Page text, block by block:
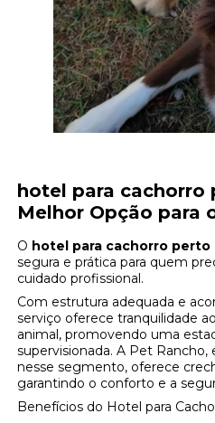
hotel para cachorro
Melhor Opção para
O hotel para cachorro perto
segura e prática para quem
cuidado profissional.
Com estrutura adequada e
serviço oferece tranquilidade
animal, promovendo uma
supervisionada. A Pet Rancho,
nesse segmento, oferece
garantindo o conforto e a
Benefícios do Hotel para